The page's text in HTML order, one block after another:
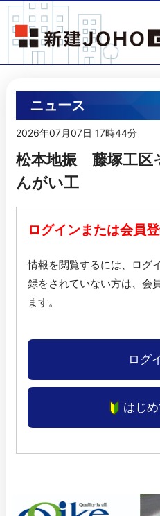
ニュース
2026年07月07日 17時44分
松本地振 藤塚工区
んがい工
ログインまたは会員
情報を閲覧するには、ログ
録をされていない方は、会
ます。
ログ
はじ